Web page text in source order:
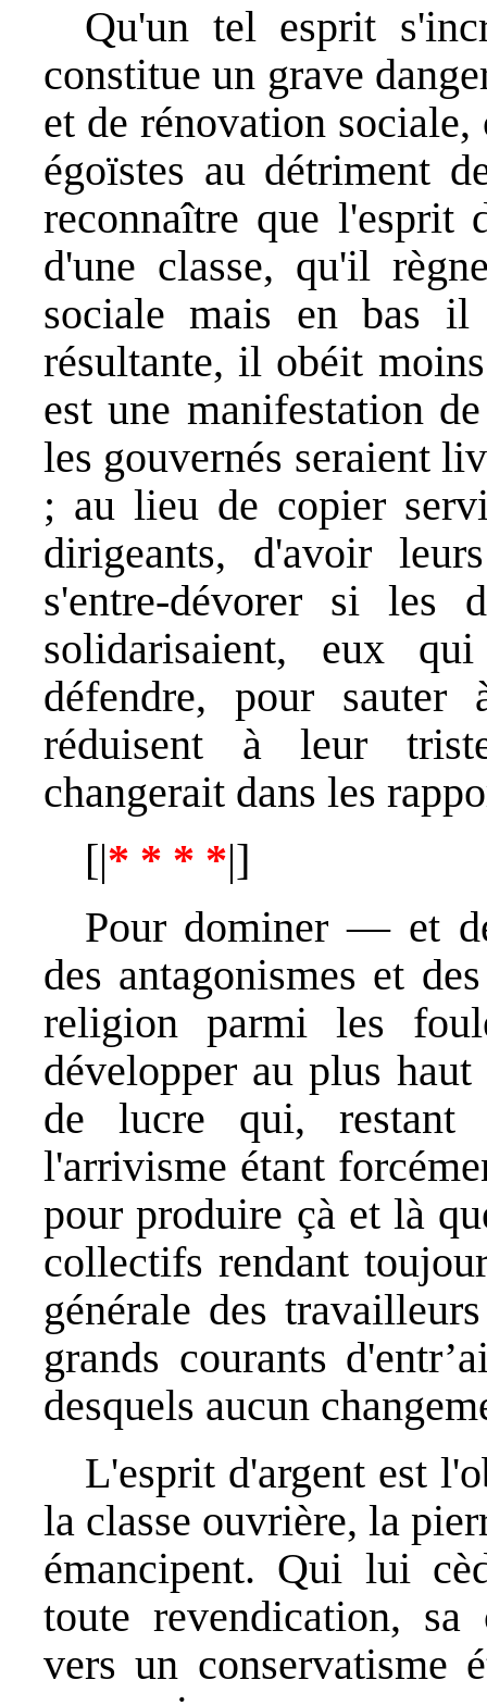
Qu'un tel esprit
constitue un grave
et de rénovation
égoïstes au détriment
reconnaître que l'esprit
d'une classe, qu'il
sociale mais en bas il
résultante, il obéit
est une manifestation
les gouvernés seraient
; au lieu de copier
dirigeants, d'avoir
s'entre-dévorer si les
solidarisaient, eux
défendre, pour
réduisent à leur
changerait dans les
[|* * * *|]
Pour dominer — et
des antagonismes et
religion parmi les
développer au plus
de lucre qui,
l'arrivisme étant
pour produire çà et là
collectifs rendant
générale des
grands courants
desquels aucun
L'esprit d'argent est
la classe ouvrière, la
émancipent. Qui lui
toute revendication,
vers un conservatisme